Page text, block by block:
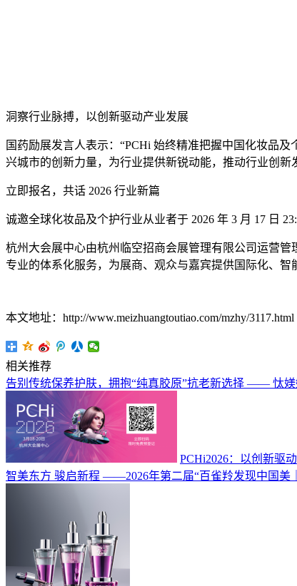
洞察行业脉搏，以创新驱动产业发展
国药励展发言人表示：“PCHi 始终精准把握中国化妆品
兴城市的创新力量，为行业提供新锐动能，推动行业创新
立即报名，共话 2026 行业新篇
诚邀全球化妆品及个护行业从业者于 2026 年 3 月 17 日
杭州大会展中心由杭州临空招商会展管理有限公司运营
专业的体系化服务，为展商、观众与嘉宾提供国际化、
本文地址：http://www.meizhuangtoutiao.com/mzhy/3117.html
相关推荐
告别传统保养护肤，拥抱“纯真胶原”抗老新选择 —— 忲
PCHi2026：以创新驱
智美东方 骏启新程 ——2026年第二届“百雀羚发现中国美